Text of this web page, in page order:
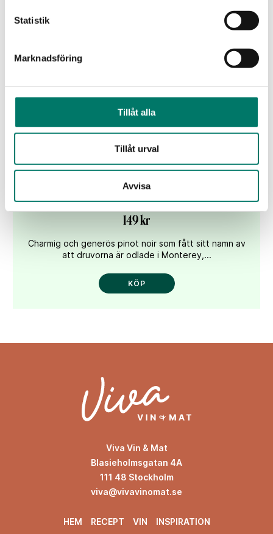
Statistik
Marknadsföring
Tillåt alla
Tillåt urval
Avvisa
149 kr
Charmig och generös pinot noir som fått sitt namn av
att druvorna är odlade i Monterey,...
KÖP
Viva Vin & Mat
Blasieholmsgatan 4A
111 48 Stockholm
viva@vivavinomat.se
HEM RECEPT VIN INSPIRATION